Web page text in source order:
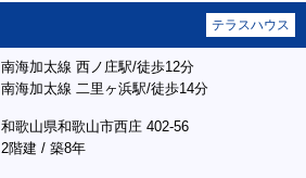
テラスハウス
南海加太線 西ノ庄駅/徒歩12分
南海加太線 二里ヶ浜駅/徒歩14分
和歌山県和歌山市西庄 402-56
2階建 / 築8年